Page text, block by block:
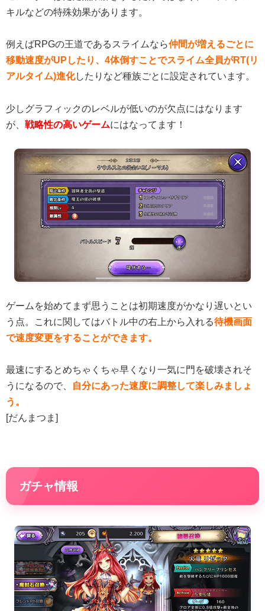
キルなどの特殊効果があります。
例えばRPGの王道であるスライムなら仲間が増えるごとに
移動速度がUPしたり、4体倒すことでスライム全員がRT(リ
アルタイム)進化したりなど種族ごとに設定されています。
少しグラフィックのレベルが低いのが欠点にはなります
が、 戦略性の高いゲームにはなってます！
ゲームを始めてまず思うことは初期速度がかなり遅いとい
う点。これに関してはバトル中の右上から入れる待機画面
で速度変更をすることができます。
最速にするとめちゃくちゃ早くなり一気に門を破壊されそ
うになるので、
自分にあった速度に調整して楽しみましょ
う。
[だんまつま]
ガチャ情報